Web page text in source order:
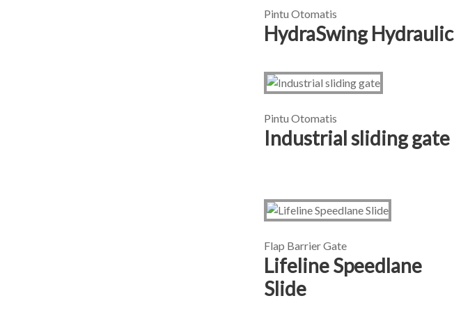
Pintu Otomatis
HydraSwing Hydraulic
Pintu Otomatis
Industrial sliding gate
Flap Barrier Gate
Lifeline Speedlane
Slide